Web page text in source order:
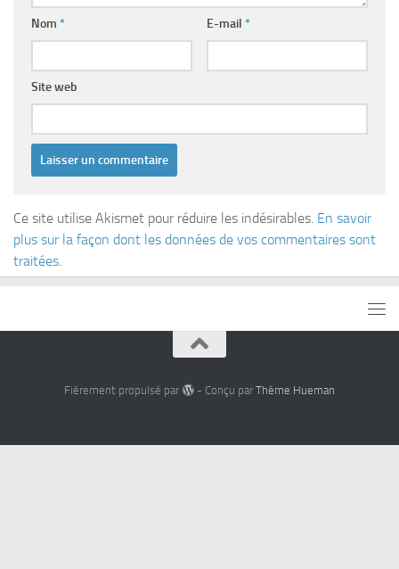
Nom * E-mail *
Site web
Ce site utilise Akismet pour réduire les indésirables. En savoir
plus sur la façon dont les données de vos commentaires sont
traitées
Fièrement propulsé par - Conçu par Thème Hueman